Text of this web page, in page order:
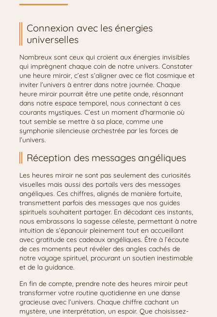
Connexion avec les énergies
universelles
Nombreux sont ceux qui croient aux énergies invisibles
qui imprègnent chaque coin de notre univers. Constater
une heure miroir, c’est s’aligner avec ce flot cosmique et
inviter l’univers à entrer dans notre journée. Chaque
heure miroir pourrait être une petite onde, résonnant
dans notre espace temporel, nous connectant à ces
courants mystiques. C’est un moment d’harmonie où
tout semble se mettre à sa place, comme une
symphonie silencieuse orchestrée par les forces de
l’univers.
Réception des messages angéliques
Les heures miroir ne sont pas seulement des curiosités
visuelles mais aussi des portails vers des messages
angéliques. Ces chiffres, alignés de manière fortuite,
transmettent parfois des messages que nos guides
spirituels souhaitent partager. En décodant ces instants,
nous embrassons la sagesse céleste, permettant à notre
intuition de s’épanouir pleinement tout en accueillant
avec gratitude ces cadeaux angéliques. Être à l’écoute
de ces moments peut révéler des angles cachés de
notre voyage spirituel, procurant un soutien inestimable
et de la guidance.
En fin de compte, prendre note des heures miroir peut
transformer votre routine quotidienne en une danse
gracieuse avec l’univers. Chaque chiffre cachant un
mystère, une interprétation, un espoir. Que choisissez-